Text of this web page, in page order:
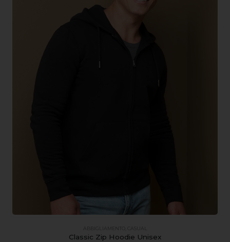
ABBIGLIAMENTO CASUAL
Classic Zip Hoodie Unisex